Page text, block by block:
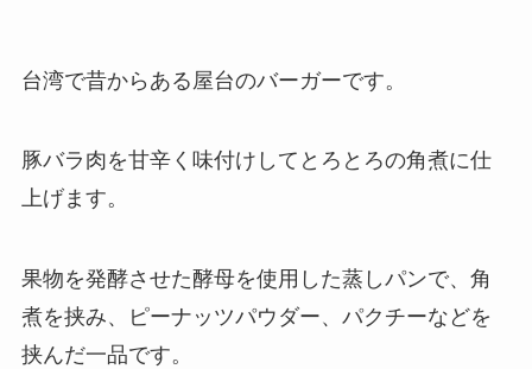
台湾で昔からある屋台のバーガーです。
豚バラ肉を甘辛く味付けしてとろとろの角煮に仕
上げます。
果物を発酵させた酵母を使用した蒸しパンで、角
煮を挟み、ピーナッツパウダー、パクチーなどを
挟んだ一品です。